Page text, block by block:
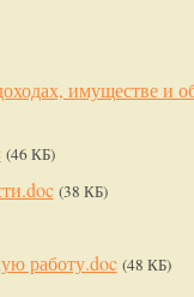
имуществе и
(46 КБ)
(38 КБ)
работу.doc (48 КБ)